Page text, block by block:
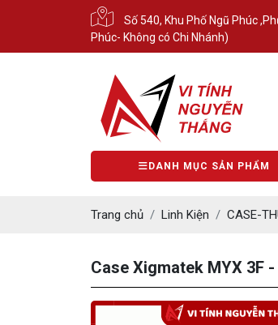
Số 540, Khu Phố Ngũ Phúc
Phúc- Không có Chi Nhánh)
DANH MỤC SẢN PHẨM
Trang chủ Linh Kiện CASE-
Case Xigmatek MYX 3F